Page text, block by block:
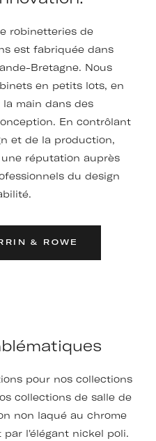
robinetteries de
est fabriquée dans
Bretagne. Nous
en petits lots, en
main dans des
En contrôlant
et de la production,
une réputation auprès
du design
& ROWE
pour nos collections
collections de salle de
non laqué au chrome
l'élégant nickel poli.